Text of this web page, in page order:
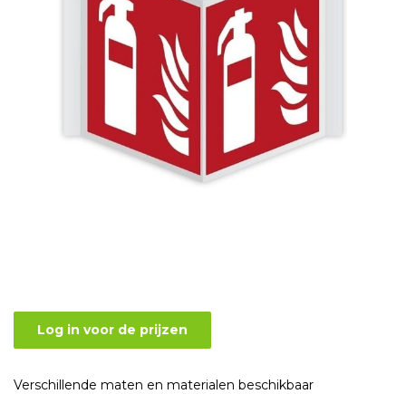
Log in voor de prijzen
Verschillende maten en materialen beschikbaar